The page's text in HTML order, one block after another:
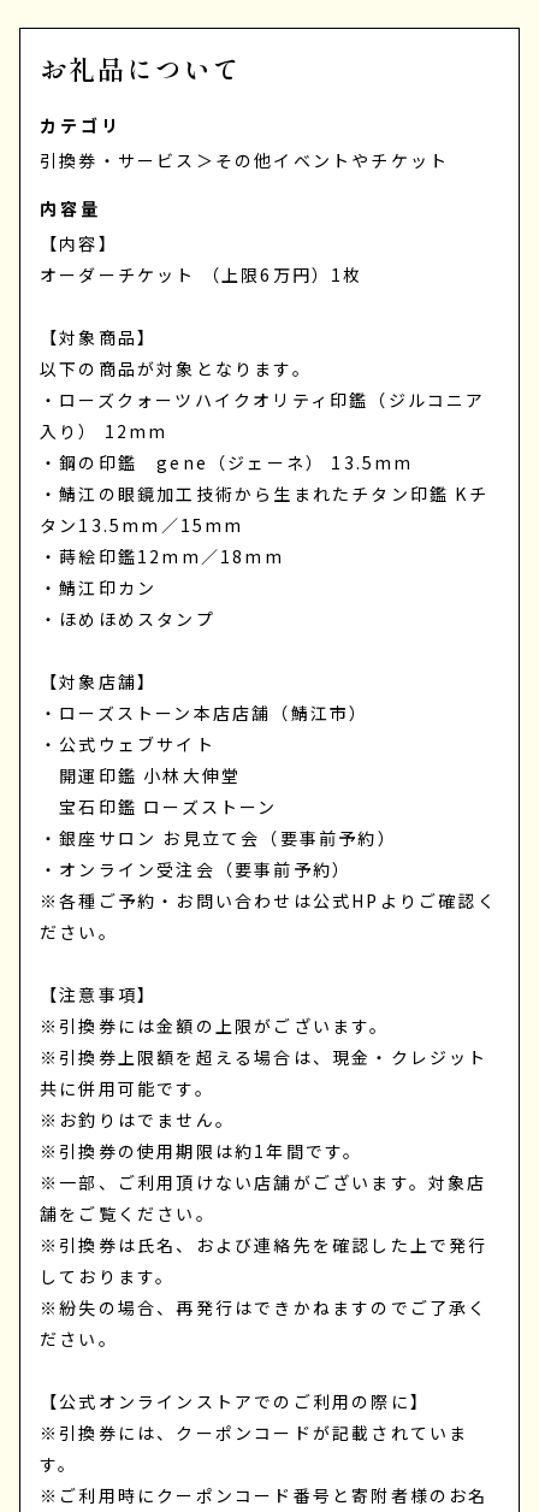
お礼品について
カテゴリ
引換券・サービス ＞ その他イベントやチケット
内容量
【内容】
オーダーチケット （上限6万円）1枚
【対象商品】
以下の商品が対象となります。
・ローズクォーツハイクオリティ印鑑（ジルコニア
入り） 12mm
・鋼の印鑑 gene（ジェーネ） 13.5mm
・鯖江の眼鏡加工技術から生まれたチタン印鑑 Kチ
タン13.5mm／15mm
・蒔絵印鑑12mm／18mm
・鯖江印カン
・ほめほめスタンプ
【対象店舗】
・ローズストーン本店店舗（鯖江市）
・公式ウェブサイト
開運印鑑 小林大伸堂
宝石印鑑 ローズストーン
・銀座サロン お見立て会（要事前予約）
・オンライン受注会（要事前予約）
※各種ご予約・お問い合わせは公式HPよりご確認く
ださい。
【注意事項】
※引換券には金額の上限がございます。
※引換券上限額を超える場合は、現金・クレジット
共に併用可能です。
※お釣りはでません。
※引換券の使用期限は約1年間です。
※一部、ご利用頂けない店舗がございます。対象店
舗をご覧ください。
※引換券は氏名、および連絡先を確認した上で発行
しております。
※紛失の場合、再発行はできかねますのでご了承く
ださい。
【公式オンラインストアでのご利用の際に】
※引換券には、クーポンコードが記載されていま
す。
※ご利用時にクーポンコード番号と寄附者様のお名